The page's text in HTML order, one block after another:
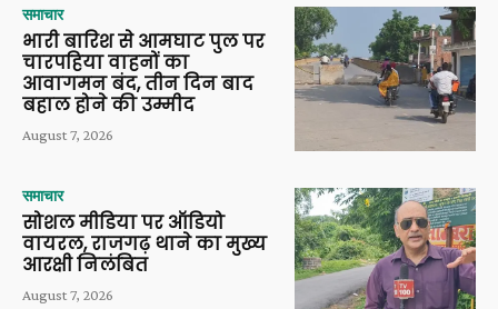
समाचार
भारी बारिश से आमघाट पुल पर
चारपहिया वाहनों का
आवागमन बंद, तीन दिन बाद
बहाल होने की उम्मीद
August 7, 2026
समाचार
सोशल मीडिया पर ऑडियो
वायरल, राजगढ़ थाने का मुख्य
आरक्षी निलंबित
August 7, 2026